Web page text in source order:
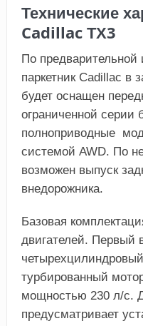
Технические
Cadillac ТХ3
По
паркетник Cadillac в
будет оснащен
ограниченной серии
полноприводные
системой AWD. По
возможен выпуск
внедорожника.
Базовая
двигателей. Первый
турбированный
мощностью 230 л/с.
предусматривает